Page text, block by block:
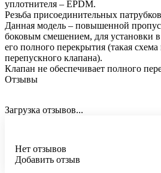
уплотнителя – EPDM.
Резьба присоединительных
Данная модель – повышенной
боковым смешением, для установки
его полного перекрытия (такая схема
перепускного клапана).
Клапан не обеспечивает полного
Отзывы
Загрузка отзывов...
Нет отзывов
Добавить отзыв